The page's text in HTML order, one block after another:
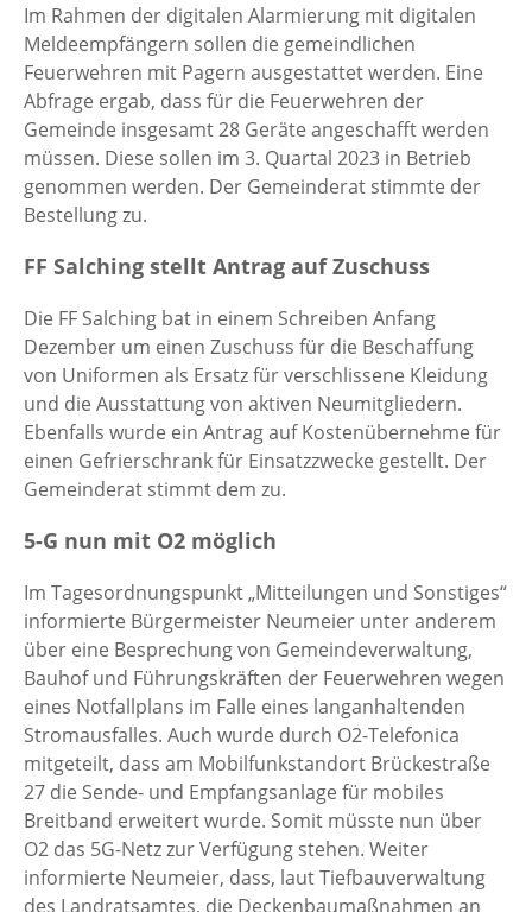
Im Rahmen der digitalen Alarmierung mit digitalen
Meldeempfängern sollen die gemeindlichen
Feuerwehren mit Pagern ausgestattet werden. Eine
Abfrage ergab, dass für die Feuerwehren der
Gemeinde insgesamt 28 Geräte angeschafft werden
müssen. Diese sollen im 3. Quartal 2023 in Betrieb
genommen werden. Der Gemeinderat stimmte der
Bestellung zu.
FF Salching stellt Antrag auf Zuschuss
Die FF Salching bat in einem Schreiben Anfang
Dezember um einen Zuschuss für die Beschaffung
von Uniformen als Ersatz für verschlissene Kleidung
und die Ausstattung von aktiven Neumitgliedern.
Ebenfalls wurde ein Antrag auf Kostenübernehme für
einen Gefrierschrank für Einsatzzwecke gestellt. Der
Gemeinderat stimmt dem zu.
5-G nun mit O2 möglich
Im Tagesordnungspunkt „Mitteilungen und Sonstiges“
informierte Bürgermeister Neumeier unter anderem
über eine Besprechung von Gemeindeverwaltung,
Bauhof und Führungskräften der Feuerwehren wegen
eines Notfallplans im Falle eines langanhaltenden
Stromausfalles. Auch wurde durch O2-Telefonica
mitgeteilt, dass am Mobilfunkstandort Brückestraße
27 die Sende- und Empfangsanlage für mobiles
Breitband erweitert wurde. Somit müsste nun über
O2 das 5G-Netz zur Verfügung stehen. Weiter
informierte Neumeier, dass, laut Tiefbauverwaltung
des Landratsamtes, die Deckenbaumaßnahmen an